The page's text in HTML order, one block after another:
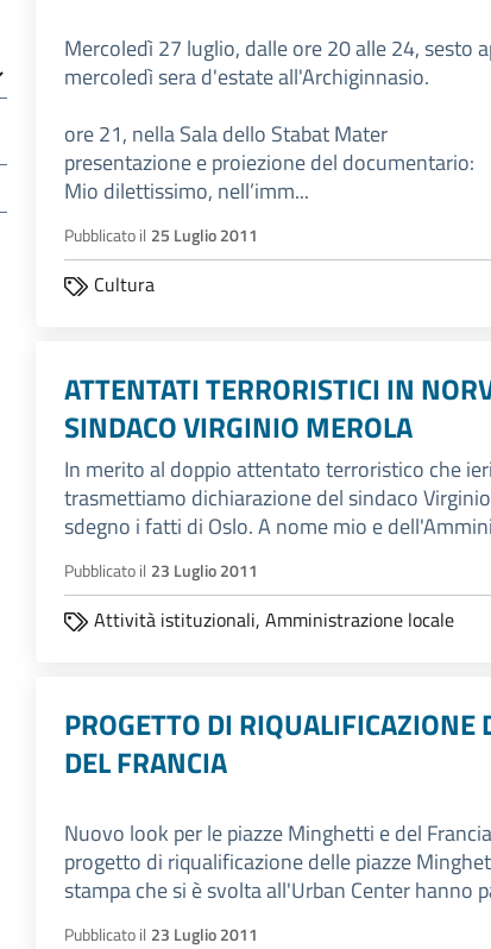
Mercoledì 27 luglio, dalle ore 20 alle 24, sesto
mercoledì sera d'estate all'Archiginnasio.
ore 21, nella Sala dello Stabat Mater
presentazione e proiezione del documentario:
Mio dilettissimo, nell’imm...
Pubblicato il 25 Luglio 2011
Cultura
ATTENTATI TERRORISTICI IN
SINDACO VIRGINIO MEROLA
In merito al doppio attentato terroristico che
trasmettiamo dichiarazione del sindaco
sdegno i fatti di Oslo. A nome mio e
Pubblicato il 23 Luglio 2011
Attività istituzionali, Amministrazione locale
PROGETTO DI
DEL FRANCIA
Nuovo look per le piazze Minghetti e del
progetto di riqualificazione delle piazze
stampa che si è svolta all'Urban Center hanno
Pubblicato il 23 Luglio 2011